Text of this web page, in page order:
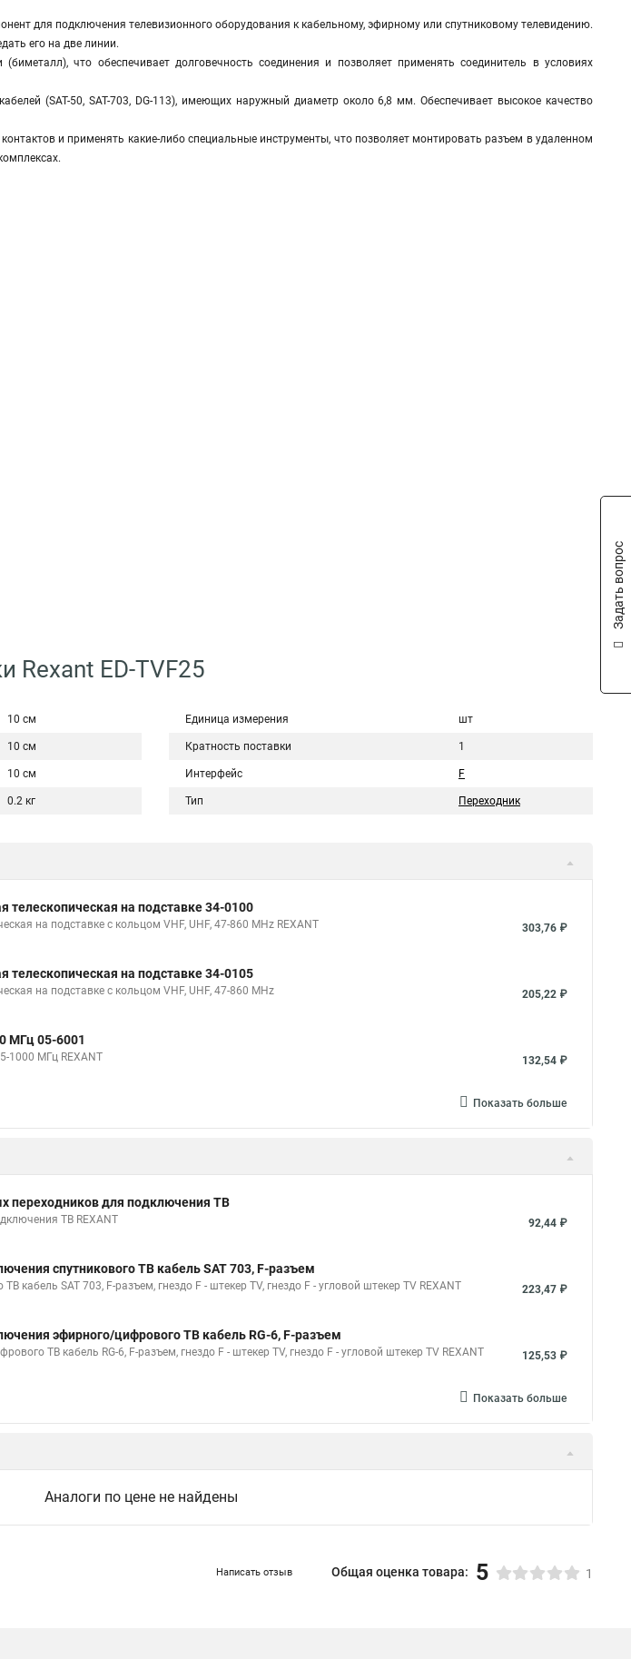
для подключения телевизионного оборудования к кабельному, эфирному или спутниковому телевидению.
его на две линии.
что обеспечивает долговечность соединения и позволяет применять соединитель в условиях
(SAT-50, SAT-703, DG-113), имеющих наружный диаметр около 6,8 мм. Обеспечивает высокое качество
и применять какие-либо специальные инструменты, что позволяет монтировать разъем в удаленном
Rexant ED-TVF25
10 см
10 см
10 см
0.2 кг
Единица измерения шт
Кратность поставки 1
Интерфейс F
Тип Переходник
телескопическая на подставке 34-0100
на подставке с кольцом VHF, UHF, 47-860 MHz REXANT 303,76 ₽
телескопическая на подставке 34-0105
на подставке с кольцом VHF, UHF, 47-860 MHz 205,22 ₽
МГц 05-6001
1000 МГц REXANT 132,54 ₽
Показать больше
переходников для подключения ТВ
ТВ REXANT 92,44 ₽
спутникового ТВ кабель SAT 703, F-разъем
кабель SAT 703, F-разъем, гнездо F - штекер TV, гнездо F - угловой штекер TV REXANT 223,47 ₽
эфирного/цифрового ТВ кабель RG-6, F-разъем
ТВ кабель RG-6, F-разъем, гнездо F - штекер TV, гнездо F - угловой штекер TV REXANT 125,53 ₽
Показать больше
Аналоги по цене не найдены
Написать отзыв Общая оценка товара: 5 1
Задать вопрос